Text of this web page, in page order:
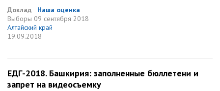
Доклад
Наша оценка
Выборы 09 сентября 2018
Алтайский край
19.09.2018
ЕДГ-2018. Башкирия: заполненные бюллетени и
запрет на видеосъемку